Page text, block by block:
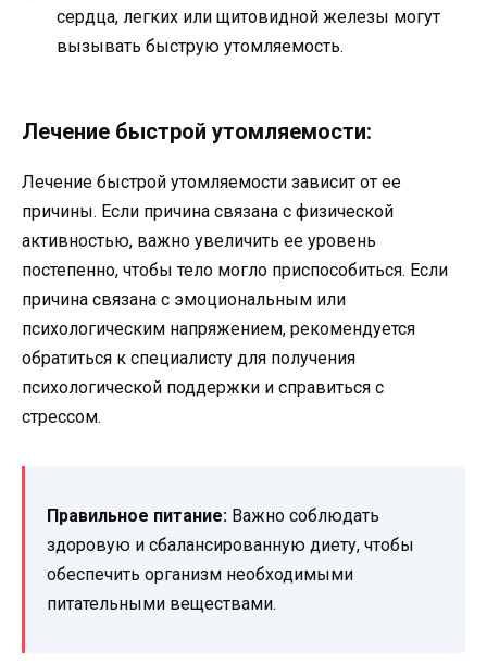
сердца, легких или щитовидной железы могут
вызывать быструю утомляемость.
Лечение быстрой утомляемости:
Лечение быстрой утомляемости зависит от ее
причины. Если причина связана с физической
активностью, важно увеличить ее уровень
постепенно, чтобы тело могло приспособиться. Если
причина связана с эмоциональным или
психологическим напряжением, рекомендуется
обратиться к специалисту для получения
психологической поддержки и справиться с
стрессом.
Правильное питание: Важно соблюдать
здоровую и сбалансированную диету, чтобы
обеспечить организм необходимыми
питательными веществами.